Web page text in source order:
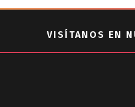
VISÍTANOS EN